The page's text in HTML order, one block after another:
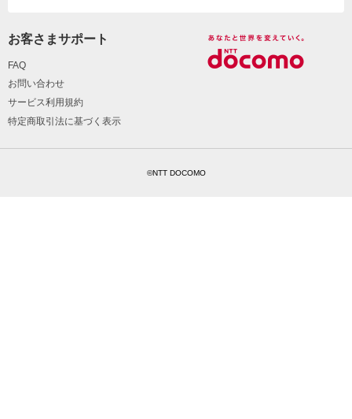
お客さまサポート
FAQ
お問い合わせ
サービス利用規約
特定商取引法に基づく表示
©NTT DOCOMO